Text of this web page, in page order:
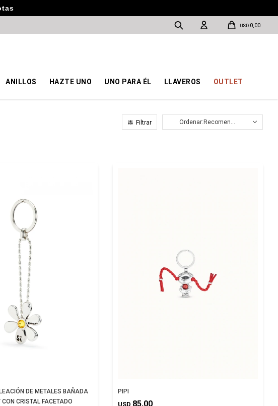
ANILLOS HAZTE UNO UNO PARA ÉL LLAVEROS OUTLET
USD 0,00
Recomendados
DE METALES BAÑADA
CON CRISTAL FACETADO
PIPI
USD 85,00